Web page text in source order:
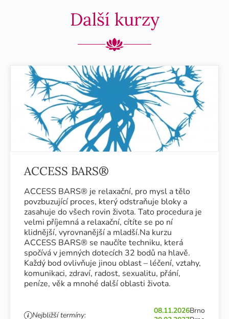
Další kurzy
ACCESS BARS®
ACCESS BARS® je relaxační, pro mysl a tělo
povzbuzující proces, který odstraňuje bloky a
zasahuje do všech rovin života. Tato procedura je
velmi příjemná a relaxační, cítíte se po ní
klidnější, vyrovnanější a mladší.Na kurzu
ACCESS BARS® se naučíte techniku, která
spočívá v jemných dotecích 32 bodů na hlavě.
Každý bod ovlivňuje jinou oblast – léčení, vztahy,
komunikaci, zdraví, radost, sexualitu, přání,
peníze, věk a mnohé další oblasti života.
Nejbližší termíny: 08.11.2026Brno